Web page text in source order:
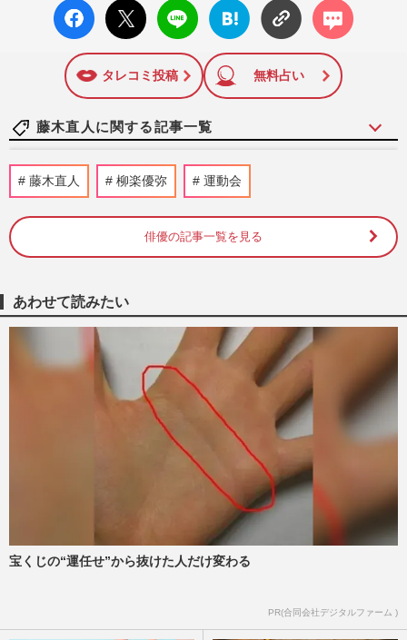
facebo
ok い
X ポス
ト
LINE
はてな
ブック
に追加
コメン
ト
タレコミ投稿 無料占い
藤木直人に関する記事一覧
藤木直人『旅サラダ』新MC就任も…
174cmの松下奈緒とのツーショットで“身
週刊女性PRIME 2025/4/7
人が就任で「そろそろ卒業して」勝俣州和
に集まる“うるさい”の声
週刊女性PRIME
藤木直人主演のドラマ『D＆D 〜医者と刑
事の捜査線〜』にハロプロファンが熱視線
の理由
週刊女性PRIME 2024/9/11
俳優・藤木直人の近影に「ちょっとショッ
ク」「さすがにこの年になると…」イケオ
ジらしからぬ“老け見え”…
週刊女性PRIME
藤木直人、休日は家族でお祭りに参加も徹
藤木直人 柳楽優弥 運動会
俳優の記事一覧を見る
あわせて読みたい
宝くじの“運任せ”から抜けた人だけ変わる
PR(合同会社デジタルファーム )